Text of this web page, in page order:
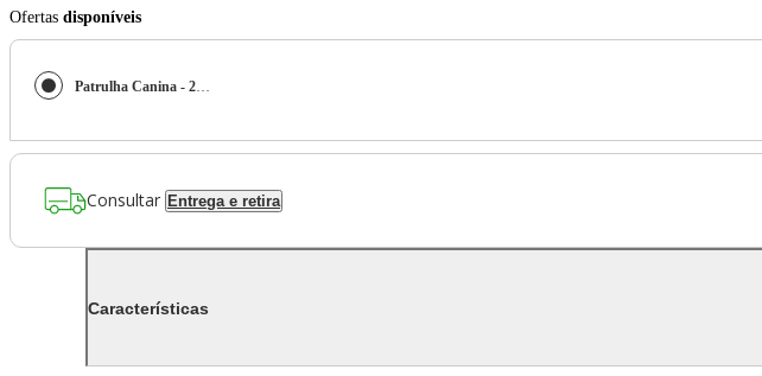
Ofertas disponíveis
Patrulha Canina - 2 Mini Carrinhos Rubble E Chase
Consultar Entrega e retira
Características